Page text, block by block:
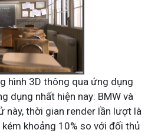
hình 3D thông qua ứng dụng
dụng nhất hiện nay: BMW và
này, thời gian render lần lượt là
khoảng 10% so với đối thủ